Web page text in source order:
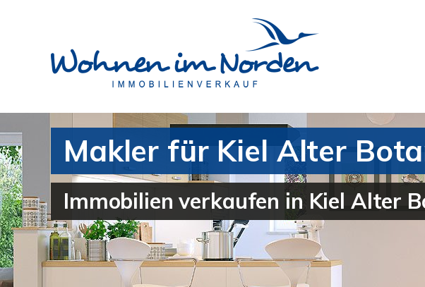
Makler für Kiel Alter
Immobilien verkaufen in Kiel Alter